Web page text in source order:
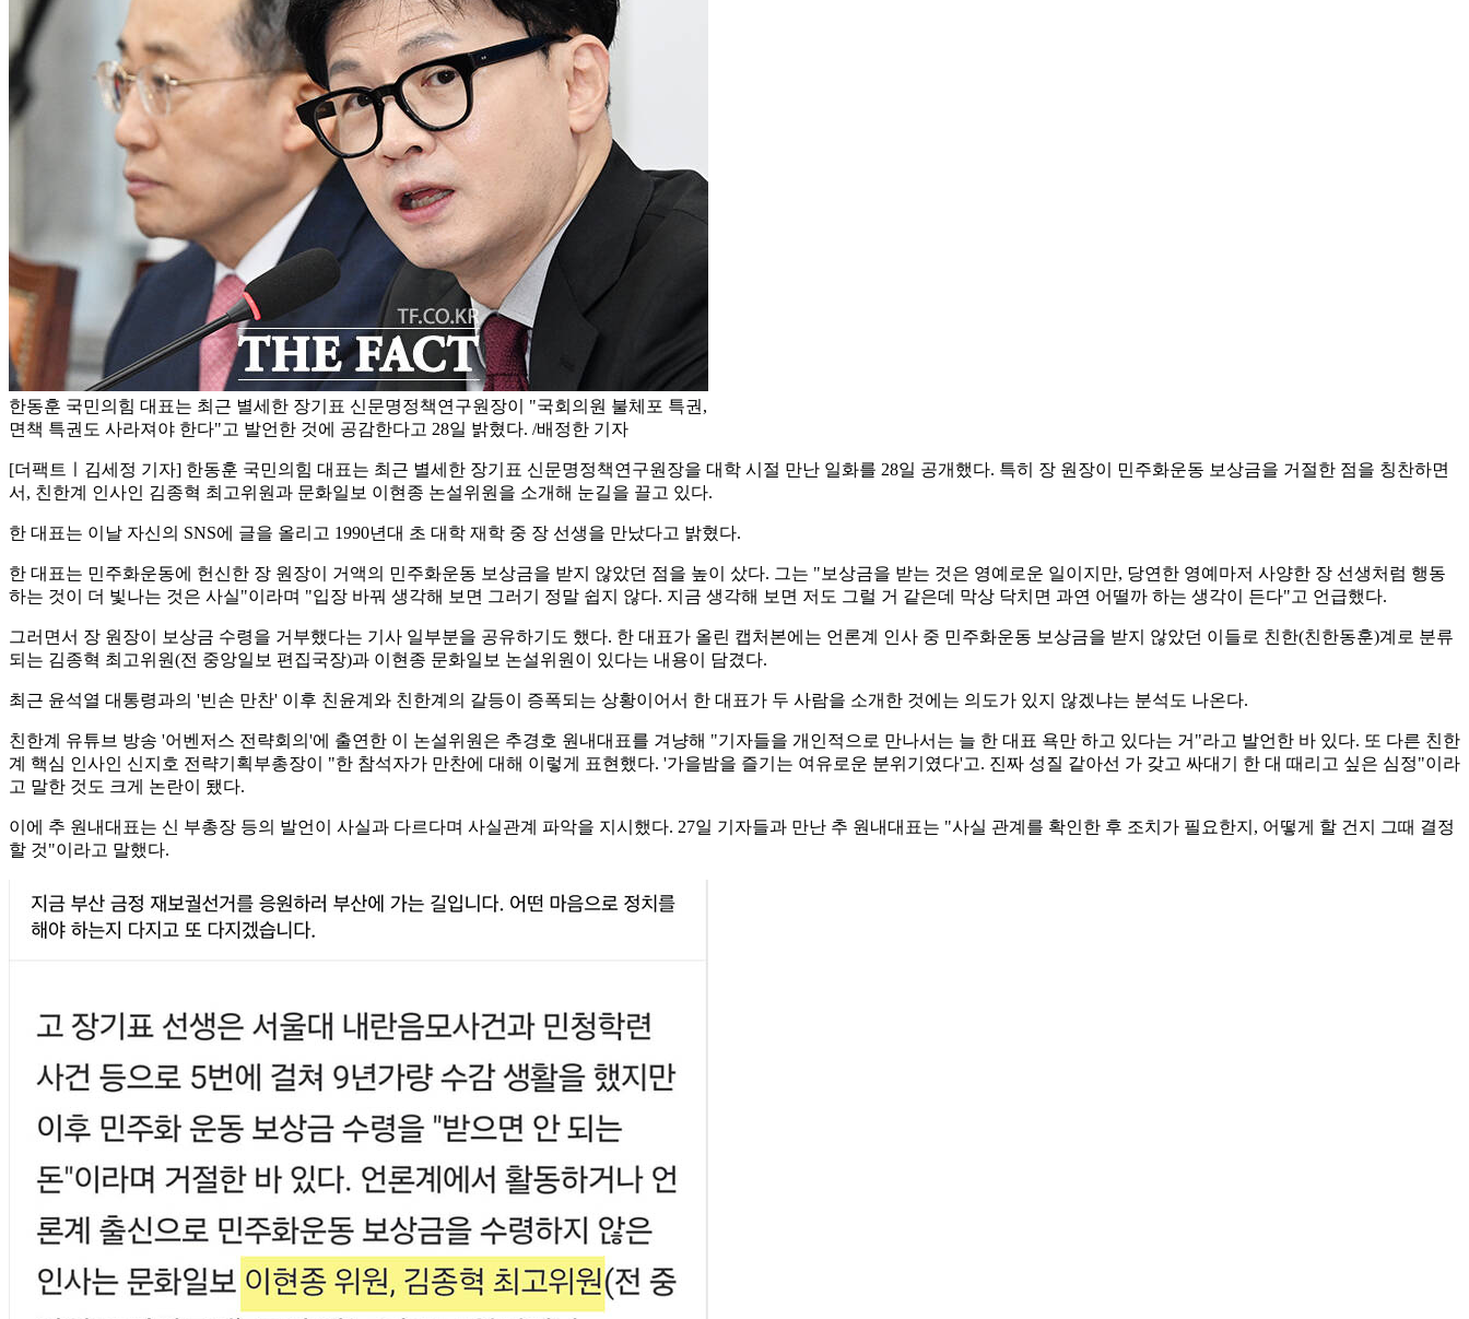
한동훈 국민의힘 대표는 최근 별세한 장기표 신문명정책연구원장이 "국회의원 불체포 특권,
면책 특권도 사라져야 한다"고 발언한 것에 공감한다고 28일 밝혔다. /배정한 기자
[더팩트ㅣ김세정 기자] 한동훈 국민의힘 대표는 최근 별세한 장기표 신문명정책연구원장을 대학 시절 만난 일화를 28일 공개했다. 특히 장 원장이 민주화운동 보상금을 거절한 점을 칭찬하면
서, 친한계 인사인 김종혁 최고위원과 문화일보 이현종 논설위원을 소개해 눈길을 끌고 있다.
한 대표는 이날 자신의 SNS에 글을 올리고 1990년대 초 대학 재학 중 장 선생을 만났다고 밝혔다.
한 대표는 민주화운동에 헌신한 장 원장이 거액의 민주화운동 보상금을 받지 않았던 점을 높이 샀다. 그는 "보상금을 받는 것은 영예로운 일이지만, 당연한 영예마저 사양한 장 선생처럼 행동
하는 것이 더 빛나는 것은 사실"이라며 "입장 바꿔 생각해 보면 그러기 정말 쉽지 않다. 지금 생각해 보면 저도 그럴 거 같은데 막상 닥치면 과연 어떨까 하는 생각이 든다"고 언급했다.
그러면서 장 원장이 보상금 수령을 거부했다는 기사 일부분을 공유하기도 했다. 한 대표가 올린 캡처본에는 언론계 인사 중 민주화운동 보상금을 받지 않았던 이들로 친한(친한동훈)계로 분류
되는 김종혁 최고위원(전 중앙일보 편집국장)과 이현종 문화일보 논설위원이 있다는 내용이 담겼다.
최근 윤석열 대통령과의 '빈손 만찬' 이후 친윤계와 친한계의 갈등이 증폭되는 상황이어서 한 대표가 두 사람을 소개한 것에는 의도가 있지 않겠냐는 분석도 나온다.
친한계 유튜브 방송 '어벤저스 전략회의'에 출연한 이 논설위원은 추경호 원내대표를 겨냥해 "기자들을 개인적으로 만나서는 늘 한 대표 욕만 하고 있다는 거"라고 발언한 바 있다. 또 다른 친한
계 핵심 인사인 신지호 전략기획부총장이 "한 참석자가 만찬에 대해 이렇게 표현했다. '가을밤을 즐기는 여유로운 분위기였다'고. 진짜 성질 같아선 가 갖고 싸대기 한 대 때리고 싶은 심정"이라
고 말한 것도 크게 논란이 됐다.
이에 추 원내대표는 신 부총장 등의 발언이 사실과 다르다며 사실관계 파악을 지시했다. 27일 기자들과 만난 추 원내대표는 "사실 관계를 확인한 후 조치가 필요한지, 어떻게 할 건지 그때 결정
할 것"이라고 말했다.